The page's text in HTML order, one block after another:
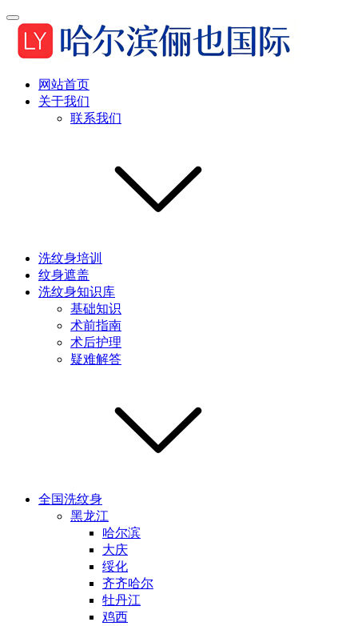
网站首页
关于我们
联系我们
洗纹身培训
纹身遮盖
洗纹身知识库
基础知识
术前指南
术后护理
疑难解答
全国洗纹身
黑龙江
哈尔滨
大庆
绥化
齐齐哈尔
牡丹江
鸡西